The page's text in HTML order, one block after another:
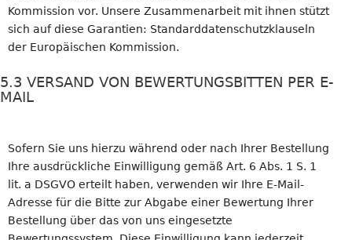
Kommission vor. Unsere Zusammenarbeit mit ihnen stützt
sich auf diese Garantien: Standarddatenschutzklauseln
der Europäischen Kommission.
5.3 VERSAND VON BEWERTUNGSBITTEN PER E-
MAIL
Sofern Sie uns hierzu während oder nach Ihrer Bestellung
Ihre ausdrückliche Einwilligung gemäß Art. 6 Abs. 1 S. 1
lit. a DSGVO erteilt haben, verwenden wir Ihre E-Mail-
Adresse für die Bitte zur Abgabe einer Bewertung Ihrer
Bestellung über das von uns eingesetzte